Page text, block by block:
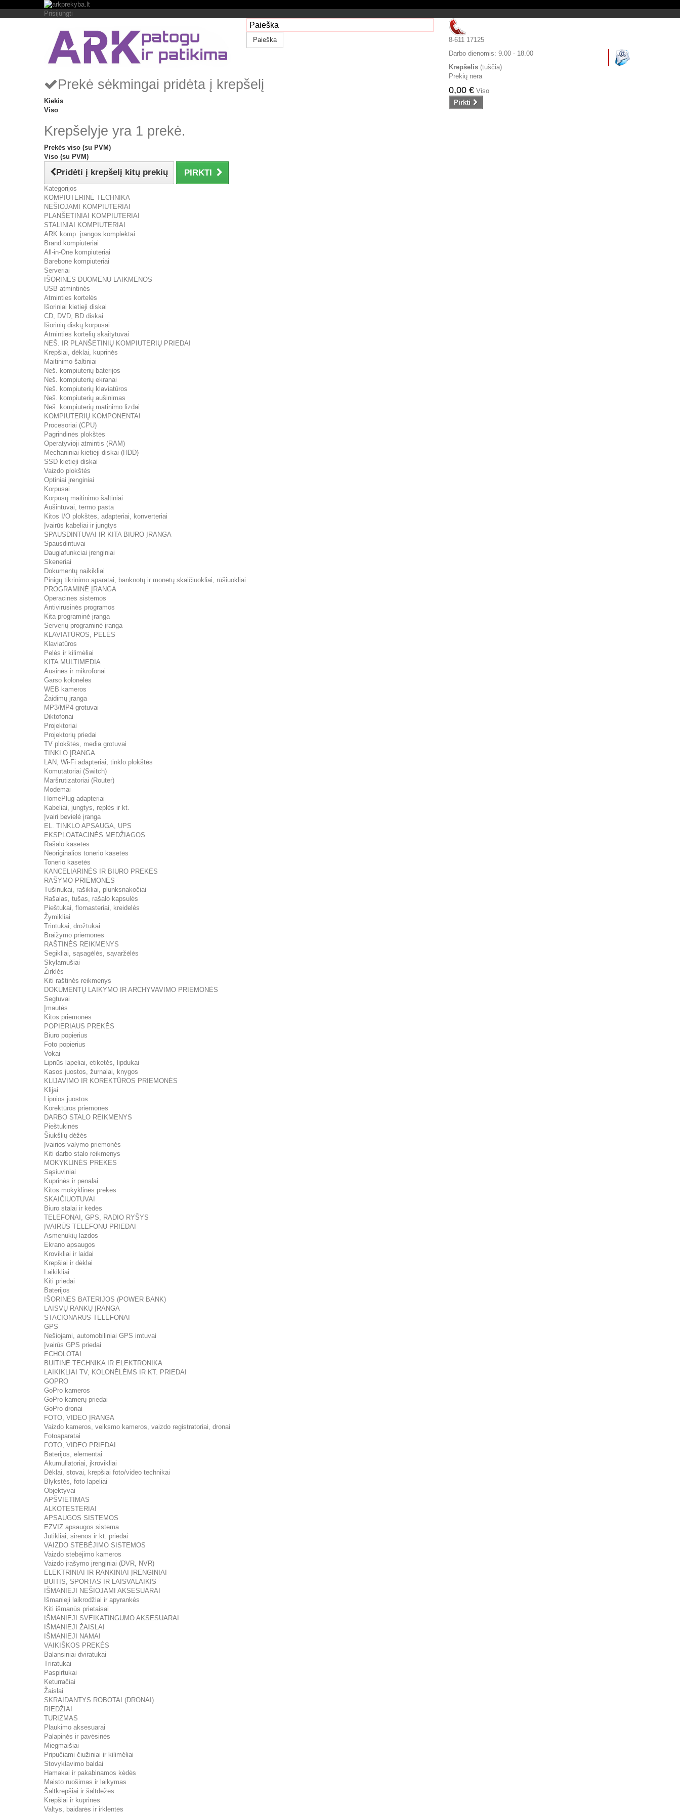
Prisijungti
Paieška
8-611 17125
Darbo dienomis:9.00 - 18.00
Krepšelis (tuščia)
Prekių nėra
0,00 € Viso
Pirkti
Prekė sėkmingai pridėta į krepšelį
Kiekis
Viso
Krepšelyje yra 1 prekė.
Prekės viso (su PVM)
Viso (su PVM)
Pridėti į krepšelį kitų prekių PIRKTI
Kategorijos
KOMPIUTERINĖ TECHNIKA
NEŠIOJAMI KOMPIUTERIAI
PLANŠETINIAI KOMPIUTERIAI
STALINIAI KOMPIUTERIAI
ARK komp. įrangos komplektai
Brand kompiuteriai
All-in-One kompiuteriai
Barebone kompiuteriai
Serveriai
IŠORINĖS DUOMENŲ LAIKMENOS
USB atmintinės
Atminties kortelės
Išoriniai kietieji diskai
CD, DVD, BD diskai
Išorinių diskų korpusai
Atminties kortelių skaitytuvai
NEŠ. IR PLANŠETINIŲ KOMPIUTERIŲ PRIEDAI
Krepšiai, dėklai, kuprinės
Maitinimo šaltiniai
Neš. kompiuterių baterijos
Neš. kompiuterių ekranai
Neš. kompiuterių klaviatūros
Neš. kompiuterių aušinimas
Neš. kompiuterių matinimo lizdai
KOMPIUTERIŲ KOMPONENTAI
Procesoriai (CPU)
Pagrindinės plokštės
Operatyvioji atmintis (RAM)
Mechaniniai kietieji diskai (HDD)
SSD kietieji diskai
Vaizdo plokštės
Optiniai įrenginiai
Korpusai
Korpusų maitinimo šaltiniai
Aušintuvai, termo pasta
Kitos I/O plokštės, adapteriai, konverteriai
Įvairūs kabeliai ir jungtys
SPAUSDINTUVAI IR KITA BIURO ĮRANGA
Spausdintuvai
Daugiafunkciai įrenginiai
Skeneriai
Dokumentų naikikliai
Pinigų tikrinimo aparatai, banknotų ir monetų skaičiuokliai, rūšiuokliai
PROGRAMINĖ ĮRANGA
Operacinės sistemos
Antivirusinės programos
Kita programinė įranga
Serverių programinė įranga
KLAVIATŪROS, PELĖS
Klaviatūros
Pelės ir kilimėliai
KITA MULTIMEDIA
Ausinės ir mikrofonai
Garso kolonėlės
WEB kameros
Žaidimų įranga
MP3/MP4 grotuvai
Diktofonai
Projektoriai
Projektorių priedai
TV plokštės, media grotuvai
TINKLO ĮRANGA
LAN, Wi-Fi adapteriai, tinklo plokštės
Komutatoriai (Switch)
Maršrutizatoriai (Router)
Modemai
HomePlug adapteriai
Kabeliai, jungtys, replės ir kt.
Įvairi bevielė įranga
EL. TINKLO APSAUGA, UPS
EKSPLOATACINĖS MEDŽIAGOS
Rašalo kasetės
Neoriginalios tonerio kasetės
Tonerio kasetės
KANCELIARINĖS IR BIURO PREKĖS
RAŠYMO PRIEMONĖS
Tušinukai, rašikliai, plunksnakočiai
Rašalas, tušas, rašalo kapsulės
Pieštukai, flomasteriai, kreidelės
Žymikliai
Trintukai, drožtukai
Braižymo priemonės
RAŠTINĖS REIKMENYS
Segikliai, sąsagėlės, sąvaržėlės
Skylamušiai
Žirklės
Kiti raštinės reikmenys
DOKUMENTŲ LAIKYMO IR ARCHYVAVIMO PRIEMONĖS
Segtuvai
Įmautės
Kitos priemonės
POPIERIAUS PREKĖS
Biuro popierius
Foto popierius
Vokai
Lipnūs lapeliai, etiketės, lipdukai
Kasos juostos, žurnalai, knygos
KLIJAVIMO IR KOREKTŪROS PRIEMONĖS
Klijai
Lipnios juostos
Korektūros priemonės
DARBO STALO REIKMENYS
Pieštukinės
Šiukšlių dėžės
Įvairios valymo priemonės
Kiti darbo stalo reikmenys
MOKYKLINĖS PREKĖS
Sąsiuviniai
Kuprinės ir penalai
Kitos mokyklinės prekės
SKAIČIUOTUVAI
Biuro stalai ir kėdės
TELEFONAI, GPS, RADIO RYŠYS
ĮVAIRŪS TELEFONŲ PRIEDAI
Asmenukių lazdos
Ekrano apsaugos
Krovikliai ir laidai
Krepšiai ir dėklai
Laikikliai
Kiti priedai
Baterijos
IŠORINĖS BATERIJOS (POWER BANK)
LAISVŲ RANKŲ ĮRANGA
STACIONARŪS TELEFONAI
GPS
Nešiojami, automobiliniai GPS imtuvai
Įvairūs GPS priedai
ECHOLOTAI
BUITINĖ TECHNIKA IR ELEKTRONIKA
LAIKIKLIAI TV, KOLONĖLĖMS IR KT. PRIEDAI
GOPRO
GoPro kameros
GoPro kamerų priedai
GoPro dronai
FOTO, VIDEO ĮRANGA
Vaizdo kameros, veiksmo kameros, vaizdo registratoriai, dronai
Fotoaparatai
FOTO, VIDEO PRIEDAI
Baterijos, elementai
Akumuliatoriai, įkrovikliai
Dėklai, stovai, krepšiai foto/video technikai
Blykstės, foto lapeliai
Objektyvai
APŠVIETIMAS
ALKOTESTERIAI
APSAUGOS SISTEMOS
EZVIZ apsaugos sistema
Jutikliai, sirenos ir kt. priedai
VAIZDO STEBĖJIMO SISTEMOS
Vaizdo stebėjimo kameros
Vaizdo įrašymo įrenginiai (DVR, NVR)
ELEKTRINIAI IR RANKINIAI ĮRENGINIAI
BUITIS, SPORTAS IR LAISVALAIKIS
IŠMANIEJI NEŠIOJAMI AKSESUARAI
Išmanieji laikrodžiai ir apyrankės
Kiti išmanūs prietaisai
IŠMANIEJI SVEIKATINGUMO AKSESUARAI
IŠMANIEJI ŽAISLAI
IŠMANIEJI NAMAI
VAIKIŠKOS PREKĖS
Balansiniai dviratukai
Triratukai
Paspirtukai
Keturračiai
Žaislai
SKRAIDANTYS ROBOTAI (DRONAI)
RIEDŽIAI
TURIZMAS
Plaukimo aksesuarai
Palapinės ir pavėsinės
Miegmaišiai
Pripučiami čiužiniai ir kilimėliai
Stovyklavimo baldai
Hamakai ir pakabinamos kėdės
Maisto ruošimas ir laikymas
Šaltkrepšiai ir šaltdėžės
Krepšiai ir kuprinės
Valtys, baidarės ir irklentės